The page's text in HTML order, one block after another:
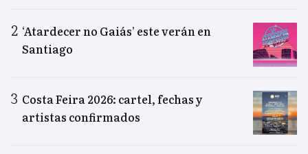
‘Atardecer no Gaiás’ este verán en
Santiago
Costa Feira 2026: cartel, fechas y
artistas confirmados